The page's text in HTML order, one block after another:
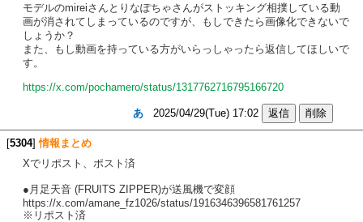
モデルのmireiさんとりなぽちゃさんがストッキング相撲している動
画が消されてしまっているのですが、もしできたら画像化できないで
しょうか？
また、もし動画を持っている方がいらっしゃったら返信してほしいで
す。
https://x.com/pochamero/status/1317762716795166720
あ 2025/04/29(Tue) 17:02
[5304]情報まとめ
Xでリポスト、ポスト済
●月足天音 (FRUITS ZIPPER)が送風機で変顔
https://x.com/amane_fz1026/status/1916346396581761257
※リポスト済